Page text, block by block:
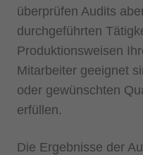
überprüfen Audits
durchgeführten
Produktionsweisen
Mitarbeiter geeignet
oder gewünschten
erfüllen.
Die Ergebnisse der